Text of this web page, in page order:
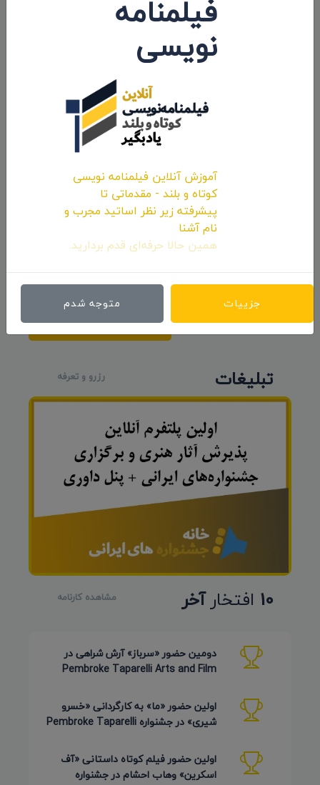
اولین کامنت و یا نظر را شما ثبت کنید.
ارسال نظر
تبلیغات رزرو و تعرفه
10 افتخارآخر مشاهده کارنامه
دومین حضور «سرباز» آرش شراهی در
Pembroke Taparelli Arts and Film
اولین حضور «ما» به کارگردانی «خسرو
شیری» در جشنواره Pembroke Taparelli
اولین حضور فیلم کوتاه داستانی «آف
اسکرین» وهاب احشام در جشنواره
فیلمنامه
نویسی
آموزش آنلاین فیلمنامه نویسی
کوتاه و بلند - مقدماتی تا
پیشرفته زیر نظر اساتید مجرب و
نام آشنا
همین حالا حرفه‌ای قدم بردارید.
جزییات متوجه شدم